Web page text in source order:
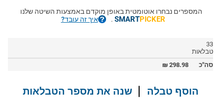
המספרים נבחרו אוטומטית באופן מוקדם באמצעות השיטה שלנו
SMARTPICKER
. איך זה עובד?
33
טבלאות
סה"כ
298.98
₪
הוסף טבלה שנה את מספר הטבלאות